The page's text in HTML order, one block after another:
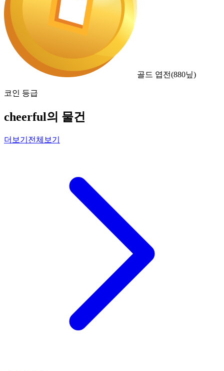
골드 엽전(880닢)
코인 등급
cheerful의 물건
더보기 전체보기